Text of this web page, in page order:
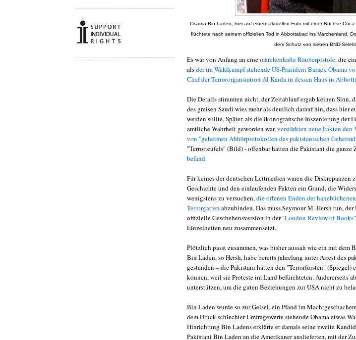
Osama Bin Laden, hier auf einem aktuellen Foto mit einer Büchse
flüchtete nach seinem offiziellen Tod in Abbottabad ins Märchenland.
dem Schutz von sieben BND-
Es war von Anfang an einemärchenhafte Räuberpistole,die
alsder im Wahlkampf stehende US-Präsident Barack Obama
Chef der Terrororgansiation Al Kaida in dessen Haus in
Die Details stimmten nicht, der Zeitablauf ergab keinen Sinn,
des greisen Saudi wies mehr als deutlich darauf hin, dass hier
werden sollte. Später, als die ikonografische Inszenierung der
amtliche Wahrheit geworden war,verstärkten neue Fakten den
von "geheimen Abhörprotokollen des pakistanischen
"Terrorteufels" (Bild) - offenbar hatten die Pakistani die ganze
befand.
Für keines der deutschen Leitmedien waren die Diskrepanzen
Geschichte und den einlaufenden Fakten ein Grund, die
wenigstens zu versuchen,die offenen Enden der
Terrorgarten abzubinden. Das muss Seymour M. Hersh tun,
offizielle Geschehensversion in der"London Review of Books"
Einzelheiten neu zusammensetzt.
Plötzlich passt zusammen, was bisher aussah wie ein mit dem
Bin Laden, so Hersh, habe bereits jahrelang unter Arrest des
gestanden – die Pakistani hätten den "Terrorfürsten" (Spiegel)
können, weil sie Proteste im Land befürchteten. Andererseits
unterstützen, um die guten Beziehungen zur USA nicht zu
Bin Laden wurde so zur Geisel, ein Pfand im
dem Druck schlechter Umfragewerte stehende Obama etwas
Hinrichtung Bin Ladens erklärte er damals seine zweite
Pakistani Bin Laden an die Amerikaner auslieferten, mit der